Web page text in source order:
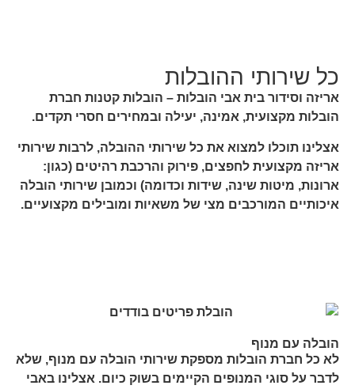
כל שירותי ההובלות
אריזה וסידור בית אבי הובלות – הובלות קטנות חברת
הובלות מקצועית, אמינה, יעילה ובמחירים חסרי תקדים.
אצלינו תוכלו למצוא את כל שירותי ההובלה, לרבות שירותי
אריזה מקצועית לחפצים, פירוק והרכבת רהיטים (כגון:
ארונות, מיטות שינה, שידות וכדומה) וכמובן שירותי הובלה
איכותיים המורכבים מצי של משאיות ומובילים מקצועיים.
הובלה עם מנוף
לא כל חברת הובלות מספקת שירותי הובלה עם מנוף, שלא
לדבר על סוגי המנופים הקיימים בשוק כיום. אצלינו באבי